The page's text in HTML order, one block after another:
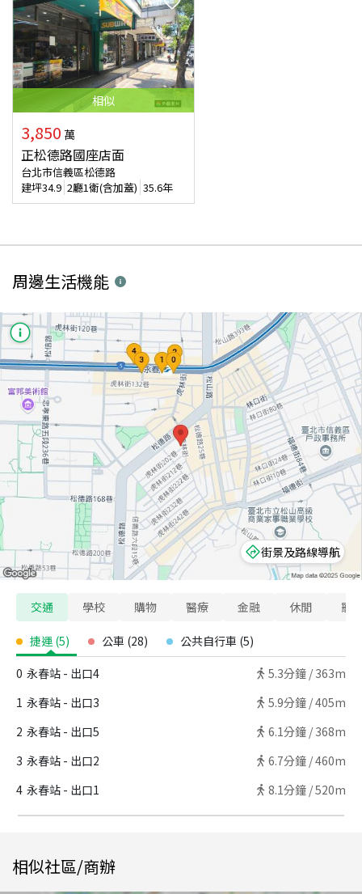
相似
3,850 萬
正松德路國座店面
台北市信義區松德路
建坪34.9 2廳1衛(含加蓋) 35.6年
周邊生活機能
街景及路線導航
交通 學校 購物 醫療 金融 休閒 寵
捷運 (5) 公車 (28) 公共自行車 (5)
0 永春站 - 出口4 5.3分鐘 / 363m
1 永春站 - 出口3 5.9分鐘 /405m
2 永春站 - 出口5 6.1分鐘 / 368m
3 永春站 - 出口2 6.7分鐘 /460m
4 永春站 - 出口1 8.1分鐘 /520m
相似社區/商辦